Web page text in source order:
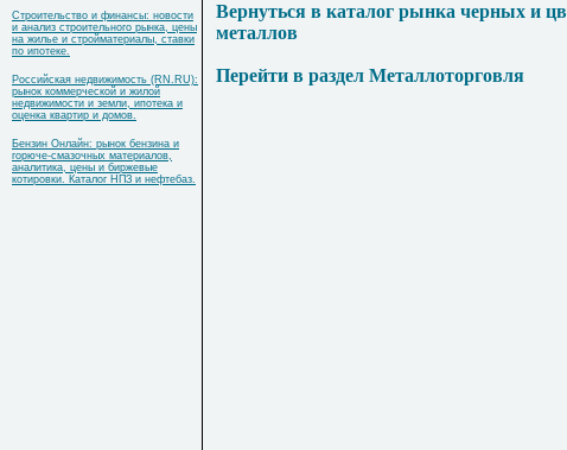
Строительство и финансы: новости
и анализ строительного рынка, цены
на жилье и стройматериалы, ставки
по ипотеке.
Российская недвижимость (RN.RU):
рынок коммерческой и жилой
недвижимости и земли, ипотека и
оценка квартир и домов.
Бензин Онлайн: рынок бензина и
горюче-смазочных материалов,
аналитика, цены и биржевые
котировки. Каталог НПЗ и нефтебаз.
Вернуться в каталог рынка черных и
металлов
Перейти в раздел Металлоторговля